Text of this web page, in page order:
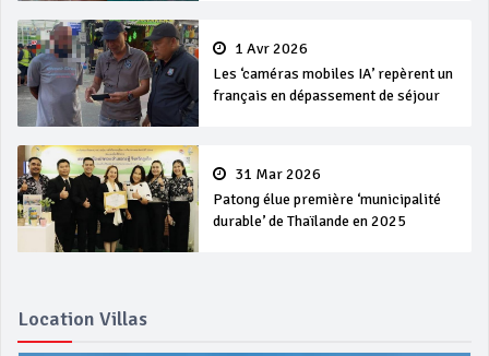
1 Avr 2026
Les ‘caméras mobiles IA’ repèrent un
français en dépassement de séjour
31 Mar 2026
Patong élue première ‘municipalité
durable’ de Thaïlande en 2025
Location Villas